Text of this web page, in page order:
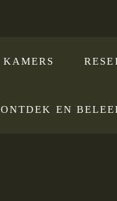
KAMERS
ONTDEK EN